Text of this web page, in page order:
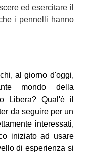
ed esercitare il
i pennelli hanno
al giorno d'oggi,
mondo della
Libera? Qual'è il
da seguire per un
interessati,
iniziato ad usare
di esperienza si